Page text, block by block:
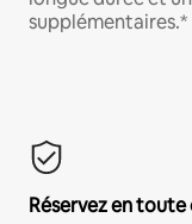
supplémentaires.*
Réservez en